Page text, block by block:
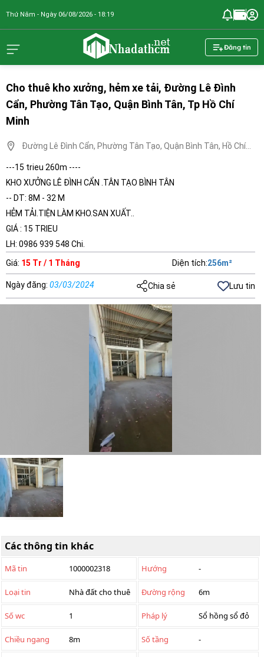
Thứ Năm - Ngày 06/08/2026 - 18:19
Đăng tin
Cho thuê kho xưởng, hẻm xe tải, Đường Lê Đình
Cẩn, Phường Tân Tạo, Quận Bình Tân, Tp Hồ Chí
Minh
Đường Lê Đình Cẩn, Phường Tân Tạo, Quận Bình Tân, Hồ Chí
---15 trieu 260m ----
KHO XƯỞNG LÊ ĐÌNH CẨN .TÂN TẠO BÌNH TÂN
-- DT: 8M - 32 M
HẺM TẢI.TIỆN LÀM KHO.SAN XUẤT..
GIÁ : 15 TRIEU
LH: 0986 939 548 Chi.
Giá: 15 Tr / 1 Tháng Diện tích:256m²
Ngày đăng: 03/03/2024 Chia sẻ Lưu tin
Các thông tin khác
Mã tin 1000002318 Hướng -
Loại tin Nhà đất cho thuê Đường rộng 6m
Số wc 1 Pháp lý Sổ hồng sổ đỏ
Chiều ngang 8m Số tầng -